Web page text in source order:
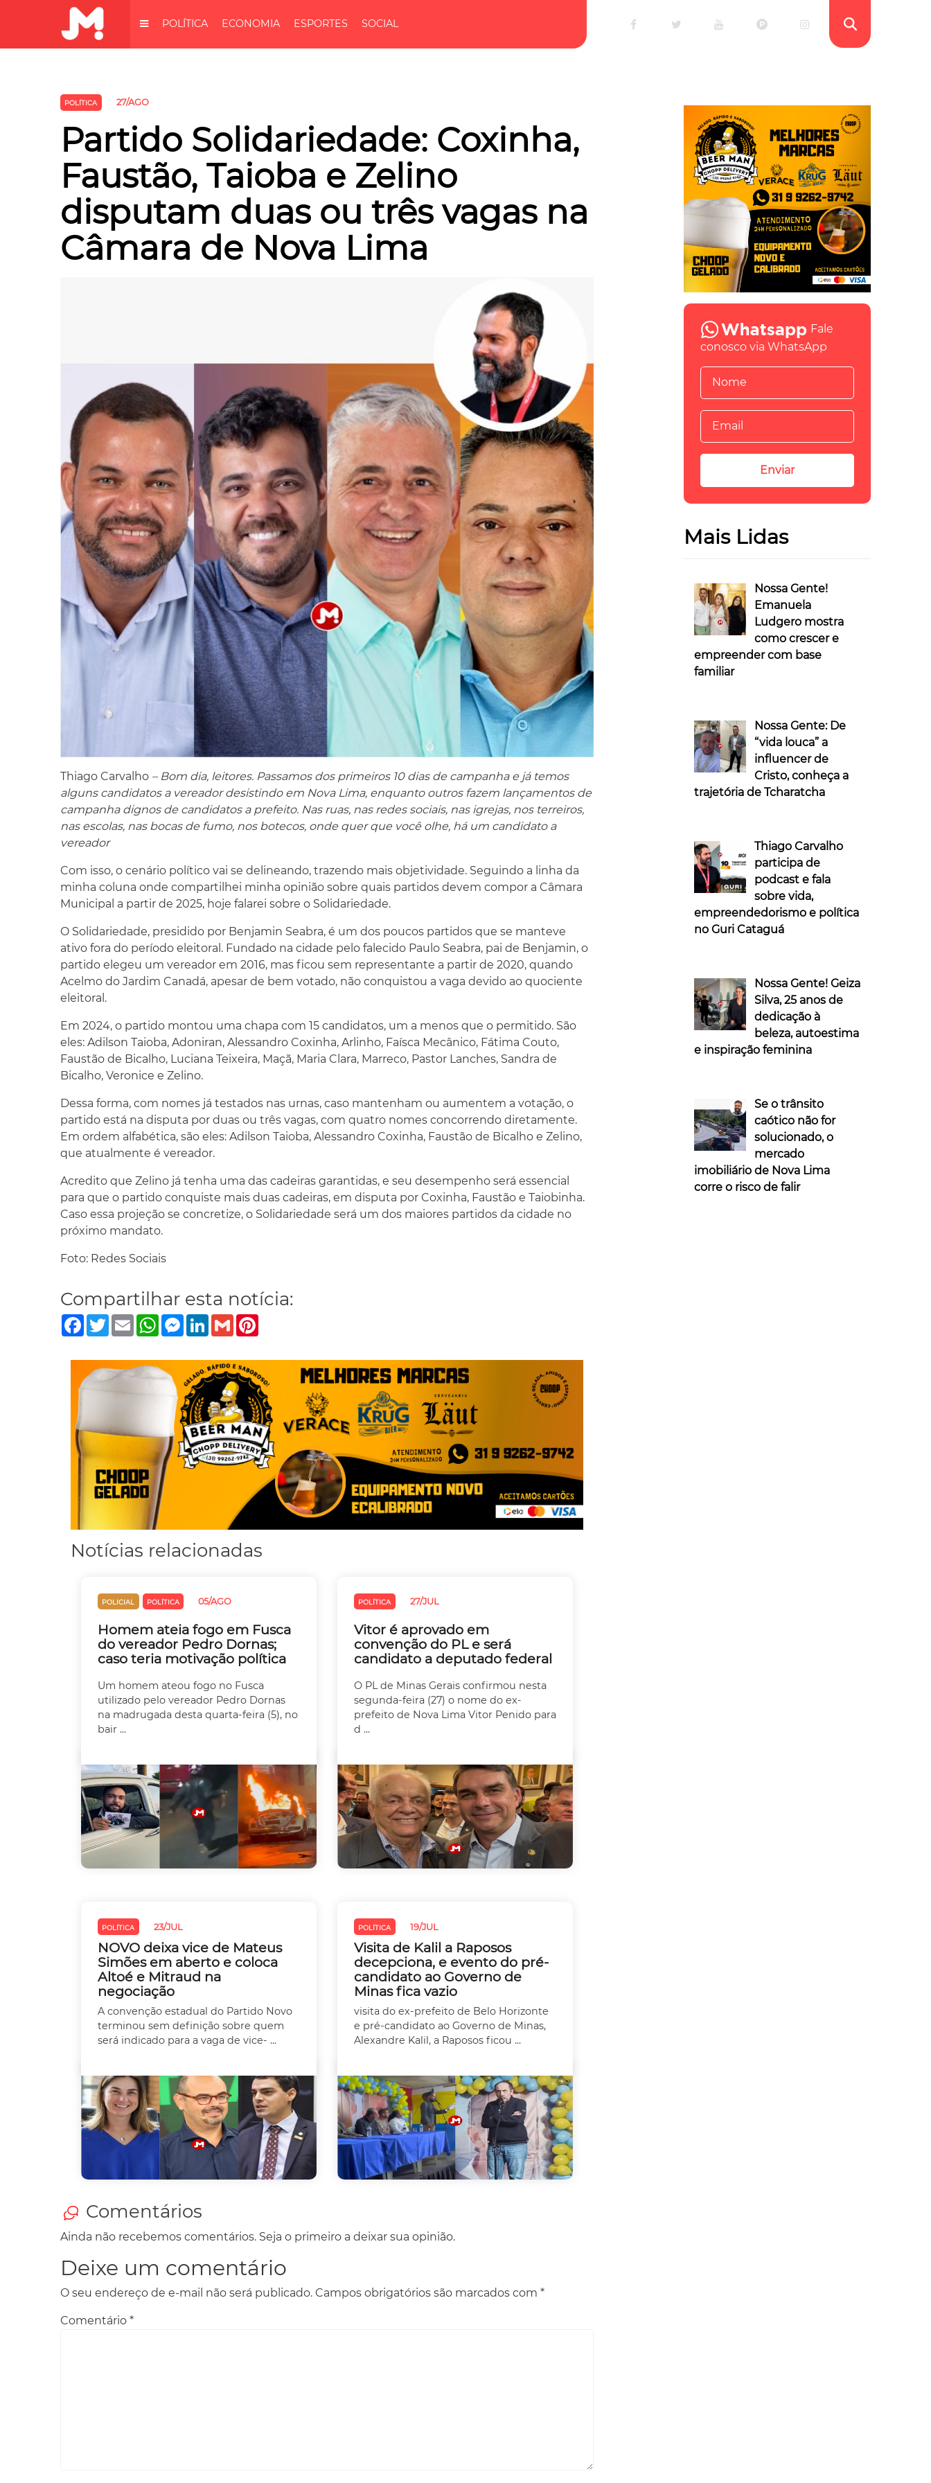
POLÍTICA ECONOMIA ESPORTES SOCIAL
POLÍTICA 27/AGO
Partido Solidariedade: Coxinha,
Faustão, Taioba e Zelino
disputam duas ou três vagas na
Câmara de Nova Lima
Thiago Carvalho – Bom dia, leitores. Passamos dos primeiros 10 dias de campanha e já temos
alguns candidatos a vereador desistindo em Nova Lima, enquanto outros fazem lançamentos de
campanha dignos de candidatos a prefeito. Nas ruas, nas redes sociais, nas igrejas, nos terreiros,
nas escolas, nas bocas de fumo, nos botecos, onde quer que você olhe, há um candidato a
vereador
Com isso, o cenário político vai se delineando, trazendo mais objetividade. Seguindo a linha da
minha coluna onde compartilhei minha opinião sobre quais partidos devem compor a Câmara
Municipal a partir de 2025, hoje falarei sobre o Solidariedade.
O Solidariedade, presidido por Benjamin Seabra, é um dos poucos partidos que se manteve
ativo fora do período eleitoral. Fundado na cidade pelo falecido Paulo Seabra, pai de Benjamin, o
partido elegeu um vereador em 2016, mas ficou sem representante a partir de 2020, quando
Acelmo do Jardim Canadá, apesar de bem votado, não conquistou a vaga devido ao quociente
eleitoral.
Em 2024, o partido montou uma chapa com 15 candidatos, um a menos que o permitido. São
eles: Adilson Taioba, Adoniran, Alessandro Coxinha, Arlinho, Faísca Mecânico, Fátima Couto,
Faustão de Bicalho, Luciana Teixeira, Maçã, Maria Clara, Marreco, Pastor Lanches, Sandra de
Bicalho, Veronice e Zelino.
Dessa forma, com nomes já testados nas urnas, caso mantenham ou aumentem a votação, o
partido está na disputa por duas ou três vagas, com quatro nomes concorrendo diretamente.
Em ordem alfabética, são eles: Adilson Taioba, Alessandro Coxinha, Faustão de Bicalho e Zelino,
que atualmente é vereador.
Acredito que Zelino já tenha uma das cadeiras garantidas, e seu desempenho será essencial
para que o partido conquiste mais duas cadeiras, em disputa por Coxinha, Faustão e Taiobinha.
Caso essa projeção se concretize, o Solidariedade será um dos maiores partidos da cidade no
próximo mandato.
Foto: Redes Sociais
Compartilhar esta notícia:
Facebook
TwitterEmailWhatsApp
Messenger
LinkedIn
Gmail
Notícias relacionadas
POLICIAL POLÍTICA 05/AGO
Homem ateia fogo em Fusca
do vereador Pedro Dornas;
caso teria motivação política
Um homem ateou fogo no Fusca
utilizado pelo vereador Pedro Dornas
na madrugada desta quarta-feira (5), no
bair ...
POLÍTICA 27/JUL
Vitor é aprovado em
convenção do PL e será
candidato a deputado federal
O PL de Minas Gerais confirmou nesta
segunda-feira (27) o nome do ex-
prefeito de Nova Lima Vitor Penido para
d ...
POLÍTICA 23/JUL
NOVO deixa vice de Mateus
Simões em aberto e coloca
Altoé e Mitraud na
negociação
A convenção estadual do Partido Novo
terminou sem definição sobre quem
será indicado para a vaga de vice- ...
POLÍTICA 19/JUL
Visita de Kalil a Raposos
decepciona, e evento do pré-
candidato ao Governo de
Minas fica vazio
visita do ex-prefeito de Belo Horizonte
e pré-candidato ao Governo de Minas,
Alexandre Kalil, a Raposos ficou ...
Comentários
Ainda não recebemos comentários. Seja o primeiro a deixar sua opinião.
Deixe um comentário
O seu endereço de e-mail não será publicado. Campos obrigatórios são marcados com *
Comentário *
Fale
conosco via WhatsApp
Mais Lidas
Nossa Gente!
Emanuela
Ludgero mostra
como crescer e
empreender com base
familiar
Nossa Gente: De
“vida louca” a
influencer de
Cristo, conheça a
trajetória de Tcharatcha
Thiago Carvalho
participa de
podcast e fala
sobre vida,
empreendedorismo e política
no Guri Cataguá
Nossa Gente! Geiza
Silva, 25 anos de
dedicação à
beleza, autoestima
e inspiração feminina
Se o trânsito
caótico não for
solucionado, o
mercado
imobiliário de Nova Lima
corre o risco de falir